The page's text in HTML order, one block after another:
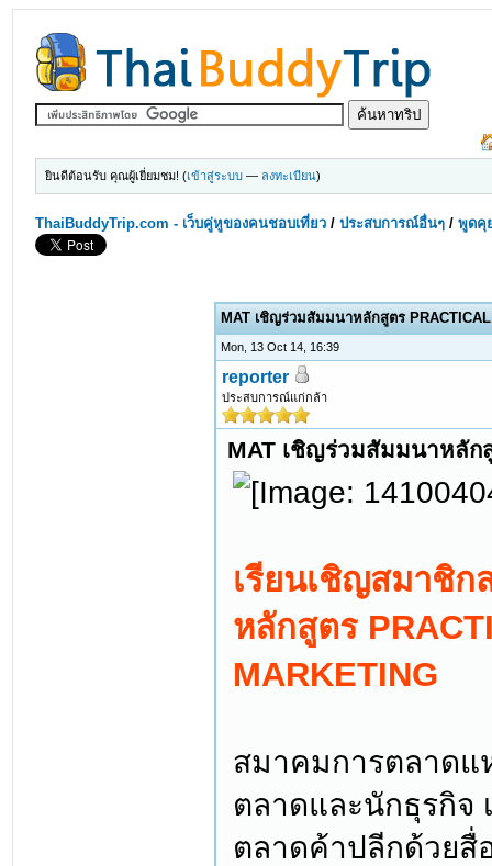
ยินดีต้อนรับ คุณผู้เยี่ยมชม! (เข้าสู่ระบบ — ลงทะเบียน)
ThaiBuddyTrip.com - เว็บคู่หูของคนชอบเที่ยว /ประสบการณ์อื่นๆ /พูดคุ
MAT เชิญร่วมสัมมนาหลักสูตร
Mon, 13 Oct 14, 16:39
reporter
ประสบการณ์แก่กล้า
MAT เชิญร่วมสัมมนาหลัก
เรียนเชิญสมาชิก
หลักสูตร
MARKETING
สมาคมการตลาดแ
ตลาดและนักธุรกิจ
ตลาดค้าปลีกด้วยสื่